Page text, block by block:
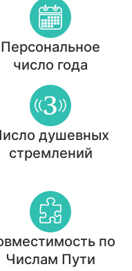
Персональное
число года
душевных
стремлений
по
Числам Пути